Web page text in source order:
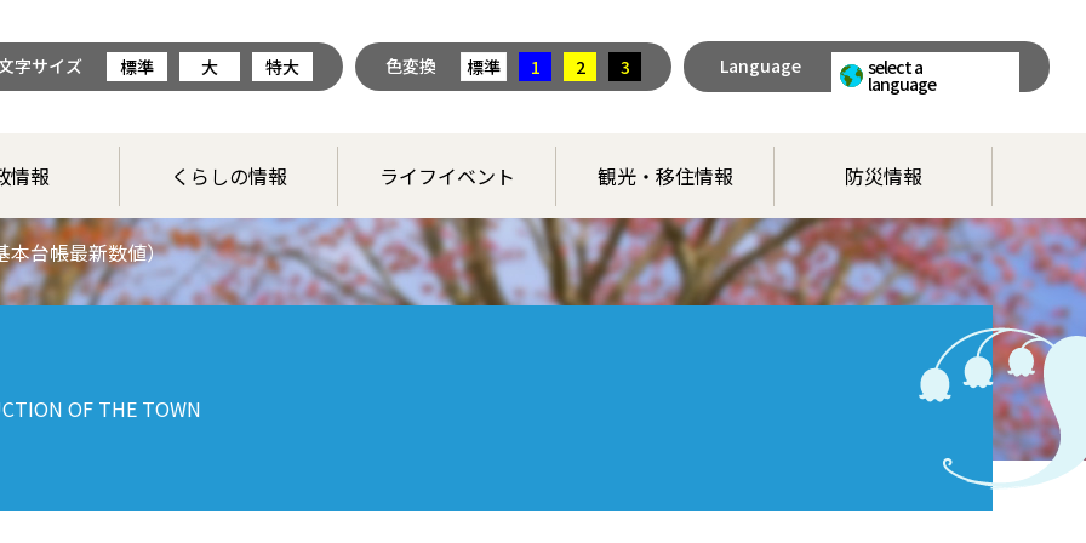
字サイズ 標準 大 特大 色変換 標準 1 2 3 Language select a
language
情報 くらしの情報 ライフイベント 観光・移住情報 防災情報
本台帳最新数値）
OF THE TOWN